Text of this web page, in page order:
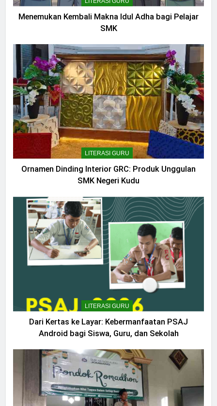
Menemukan Kembali Makna Idul Adha bagi Pelajar
SMK
LITERASI GURU
Ornamen Dinding Interior GRC: Produk Unggulan
SMK Negeri Kudu
LITERASI GURU
Dari Kertas ke Layar: Kebermanfaatan PSAJ
Android bagi Siswa, Guru, dan Sekolah